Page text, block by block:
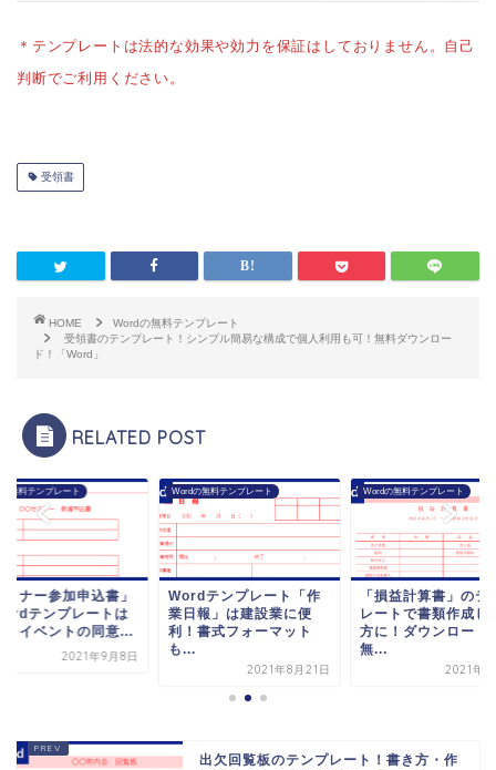
＊テンプレートは法的な効果や効力を保証はしておりません。自己
判断でご利用ください。
受領書
HOME
Wordの無料テンプレート
受領書のテンプレート！シンプル簡易な構成で個人利用も可！無料ダウンロー
ド！「Word」
RELATED POST
無料テンプレート
ミナー参加申込書」
テンプレートは
！イベントの同意...
2021年9月8日
Wordの無料テンプレート
Wordテンプレート「作
業日報」は建設業に便
利！書式フォーマット
も...
2021年8月21日
Wordの無料テンプレート
「損益計算書」のテ
レートで書類作成し
方に！ダウンロード
無...
2021年9
出欠回覧板のテンプレート！書き方・作